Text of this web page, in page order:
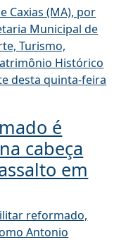
Caxias (MA), por
Municipal de
Turismo,
Histórico
desta quinta-feira
é
cabeça
em
reformado,
Antonio